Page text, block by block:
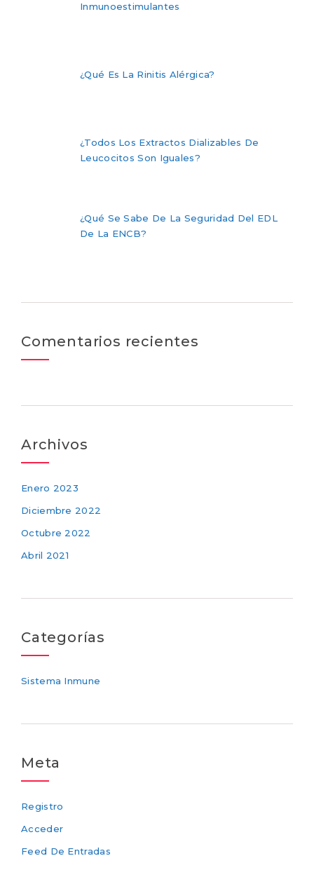
Inmunoestimulantes
¿Qué Es La Rinitis Alérgica?
¿Todos Los Extractos Dializables De
Leucocitos Son Iguales?
¿Qué Se Sabe De La Seguridad Del EDL
De La ENCB?
Comentarios recientes
Archivos
Enero 2023
Diciembre 2022
Octubre 2022
Abril 2021
Categorías
Sistema Inmune
Meta
Registro
Acceder
Feed De Entradas